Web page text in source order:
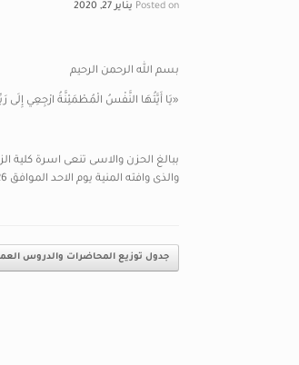
Posted on يناير 27, 2020
بسم الله الرحمن الرحيم
«يَا أَيَّتُهَا النَّفْسُ الْمُطْمَئِنَّةُ ارْجِعِي
ببالغ الحزن والاسى تنعى اسرة كلية
والذى وافته المنية يوم الاحد الموافق 26 يناير 2020 ، تغمد الله الفقيد بواسع رحمته واسكنه فسيح جناته والهم أهله الصبر والسلوان .
Post navigation
جدول توزيع المحاضرات والدروس